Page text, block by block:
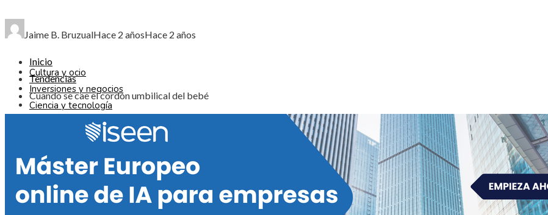
RESPONSABILIDAD SOCIAL
Cultura y ocio
Inversiones y negocios
Ciencia y tecnología
Responsabilidad social
Jaime B. BruzualHace 2 añosHace 2 años
Inicio
Tendencias
Cuando se cae el cordón umbilical del bebé